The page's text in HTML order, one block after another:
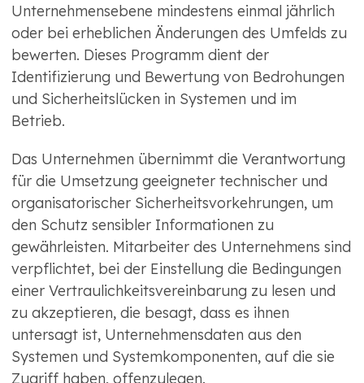
Unternehmensebene mindestens einmal jährlich
oder bei erheblichen Änderungen des Umfelds zu
bewerten. Dieses Programm dient der
Identifizierung und Bewertung von Bedrohungen
und Sicherheitslücken in Systemen und im
Betrieb.
Das Unternehmen übernimmt die Verantwortung
für die Umsetzung geeigneter technischer und
organisatorischer Sicherheitsvorkehrungen, um
den Schutz sensibler Informationen zu
gewährleisten. Mitarbeiter des Unternehmens sind
verpflichtet, bei der Einstellung die Bedingungen
einer Vertraulichkeitsvereinbarung zu lesen und
zu akzeptieren, die besagt, dass es ihnen
untersagt ist, Unternehmensdaten aus den
Systemen und Systemkomponenten, auf die sie
Zugriff haben, offenzulegen.